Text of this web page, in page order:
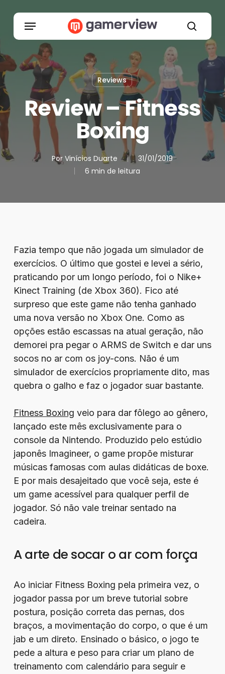
search
Menu
Reviews
Review – Fitness
Boxing
Por Vinícios Duarte
31/01/2019
6 min de leitura
Fazia tempo que não jogada um simulador de
exercícios. O último que gostei e levei a sério,
praticando por um longo período, foi o Nike+
Kinect Training (de Xbox 360). Fico até
surpreso que este game não tenha ganhado
uma nova versão no Xbox One. Como as
opções estão escassas na atual geração, não
demorei pra pegar o ARMS de Switch e dar uns
socos no ar com os joy-cons. Não é um
simulador de exercícios propriamente dito, mas
quebra o galho e faz o jogador suar bastante.
Fitness Boxing veio para dar fôlego ao gênero,
lançado este mês exclusivamente para o
console da Nintendo. Produzido pelo estúdio
japonês Imagineer, o game propõe misturar
músicas famosas com aulas didáticas de boxe.
E por mais desajeitado que você seja, este é
um game acessível para qualquer perfil de
jogador. Só não vale treinar sentado na
cadeira.
A arte de socar o ar com força
Ao iniciar Fitness Boxing pela primeira vez, o
jogador passa por um breve tutorial sobre
postura, posição correta das pernas, dos
braços, a movimentação do corpo, o que é um
jab e um direto. Ensinado o básico, o jogo te
pede a altura e peso para criar um plano de
treinamento com calendário para seguir e